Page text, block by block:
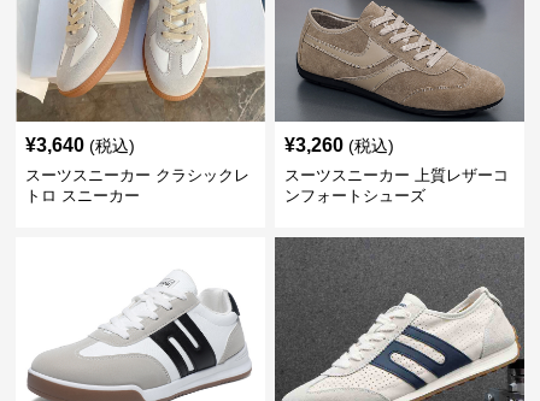
¥3,640 (税込)
スーツスニーカー クラシックレ
トロ スニーカー
¥3,260 (税込)
スーツスニーカー 上質レザーコ
ンフォートシューズ